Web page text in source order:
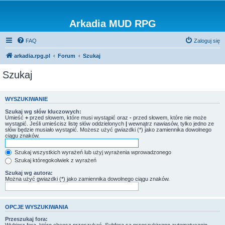
Arkadia MUD RPG
FAQ Zaloguj się
arkadia.rpg.pl Forum Szukaj
Szukaj
WYSZUKIWANIE
Szukaj wg słów kluczowych:
Umieść + przed słowem, które musi wystąpić oraz - przed słowem, które nie może
wystąpić. Jeśli umieścisz listę słów oddzielonych | wewnątrz nawiasów, tylko jedno ze
słów będzie musiało wystąpić. Możesz użyć gwiazdki (*) jako zamiennika dowolnego
ciągu znaków.
Szukaj wszystkich wyrażeń lub użyj wyrażenia wprowadzonego
Szukaj któregokolwiek z wyrażeń
Szukaj wg autora:
Można użyć gwiazdki (*) jako zamiennika dowolnego ciągu znaków.
OPCJE WYSZUKIWANIA
Przeszukaj fora: